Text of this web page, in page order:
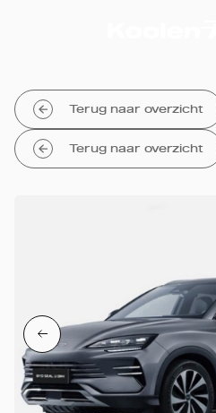
Terug naar overzicht
Terug naar overzicht